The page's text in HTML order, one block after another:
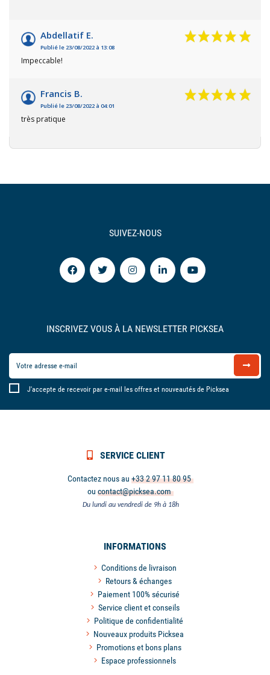
Abdellatif E.
Publié le 23/08/2022 à 13:08
Impeccable!
Francis B.
Publié le 23/08/2022 à 04:01
très pratique
SUIVEZ-NOUS
INSCRIVEZ VOUS À LA NEWSLETTER PICKSEA
J'accepte de recevoir par e-mail les offres et nouveautés de Picksea
SERVICE CLIENT
Contactez nous au +33 2 97 11 80 95
ou contact@picksea.com
Du lundi au vendredi de 9h à 18h
INFORMATIONS
Conditions de livraison
Retours & échanges
Paiement 100% sécurisé
Service client et conseils
Politique de confidentialité
Nouveaux produits Picksea
Promotions et bons plans
Espace professionnels